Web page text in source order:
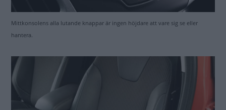
Mittkonsolens alla lutande knappar är ingen höjdare att vare sig se eller
hantera.